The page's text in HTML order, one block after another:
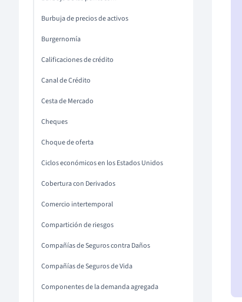
Burbuja de precios de activos
Burgernomía
Calificaciones de crédito
Canal de Crédito
Cesta de Mercado
Cheques
Choque de oferta
Ciclos económicos en los Estados Unidos
Cobertura con Derivados
Comercio intertemporal
Compartición de riesgos
Compañías de Seguros contra Daños
Compañías de Seguros de Vida
Componentes de la demanda agregada